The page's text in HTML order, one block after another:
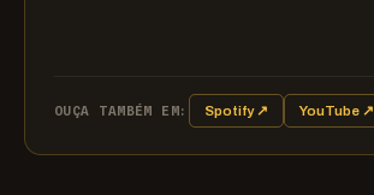
OUÇA TAMBÉM EM: Spotify ↗ YouTube ↗